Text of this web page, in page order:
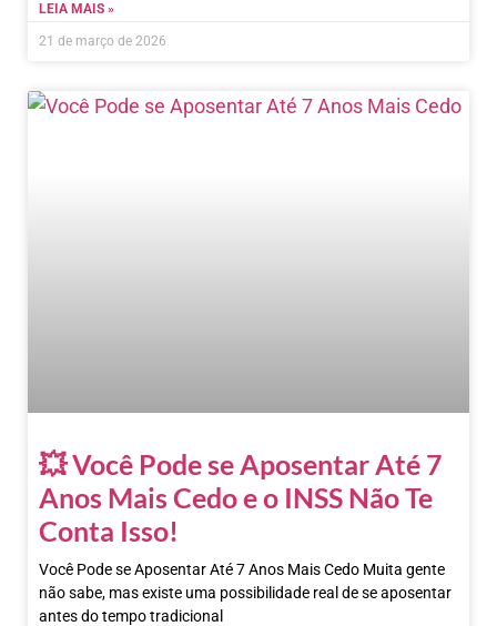
LEIA MAIS »
21 de março de 2026
💥 Você Pode se Aposentar Até 7
Anos Mais Cedo e o INSS Não Te
Conta Isso!
Você Pode se Aposentar Até 7 Anos Mais Cedo Muita gente
não sabe, mas existe uma possibilidade real de se aposentar
antes do tempo tradicional